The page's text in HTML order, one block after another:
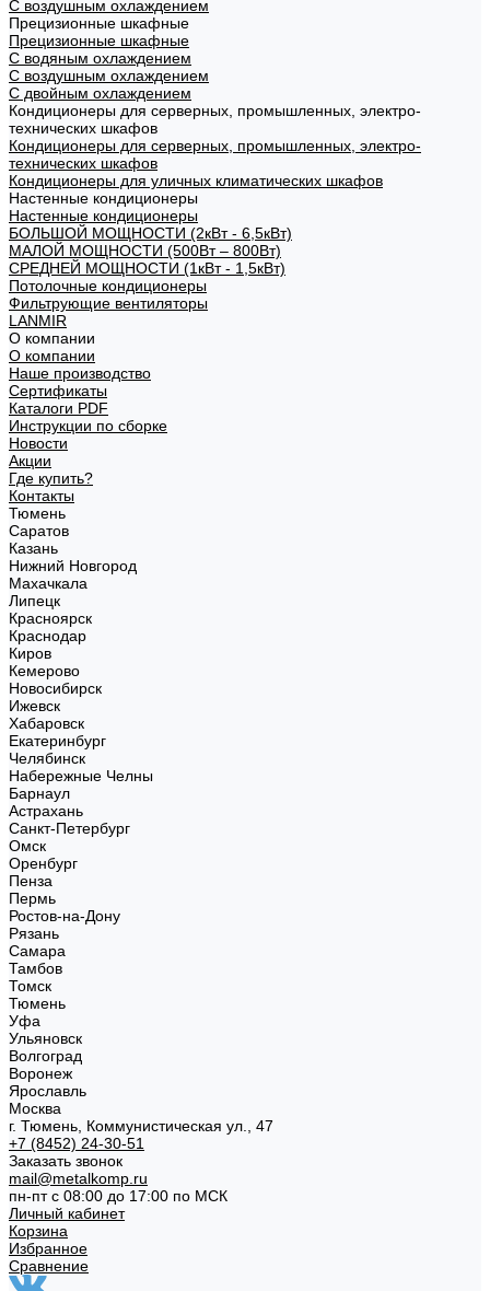
С воздушным охлаждением
Прецизионные шкафные
Прецизионные шкафные
С водяным охлаждением
С воздушным охлаждением
С двойным охлаждением
Кондиционеры для серверных, промышленных, электро-
технических шкафов
Кондиционеры для серверных, промышленных, электро-
технических шкафов
Кондиционеры для уличных климатических шкафов
Настенные кондиционеры
Настенные кондиционеры
БОЛЬШОЙ МОЩНОСТИ (2кВт - 6,5кВт)
МАЛОЙ МОЩНОСТИ (500Вт – 800Вт)
СРЕДНЕЙ МОЩНОСТИ (1кВт - 1,5кВт)
Потолочные кондиционеры
Фильтрующие вентиляторы
LANMIR
О компании
О компании
Наше производство
Сертификаты
Каталоги PDF
Инструкции по сборке
Новости
Акции
Где купить?
Контакты
Тюмень
Саратов
Казань
Нижний Новгород
Махачкала
Липецк
Красноярск
Краснодар
Киров
Кемерово
Новосибирск
Ижевск
Хабаровск
Екатеринбург
Челябинск
Набережные Челны
Барнаул
Астрахань
Санкт-Петербург
Омск
Оренбург
Пенза
Пермь
Ростов-на-Дону
Рязань
Самара
Тамбов
Томск
Тюмень
Уфа
Ульяновск
Волгоград
Воронеж
Ярославль
Москва
г. Тюмень, Коммунистическая ул., 47
+7 (8452) 24-30-51
Заказать звонок
mail@metalkomp.ru
пн-пт с 08:00 до 17:00 по МСК
Личный кабинет
Корзина
Избранное
Сравнение